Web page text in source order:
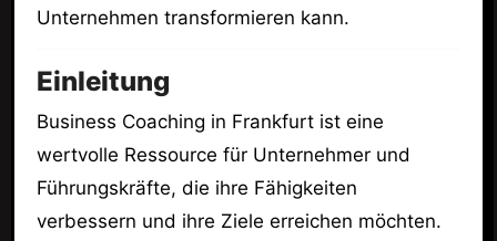
Unternehmen transformieren kann.
Einleitung
Business Coaching in Frankfurt ist eine
wertvolle Ressource für Unternehmer und
Führungskräfte, die ihre Fähigkeiten
verbessern und ihre Ziele erreichen möchten.